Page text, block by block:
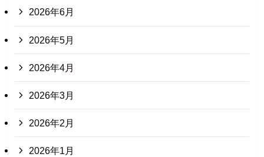
2026年6月
2026年5月
2026年4月
2026年3月
2026年2月
2026年1月